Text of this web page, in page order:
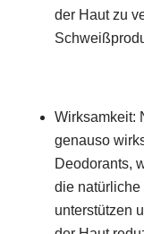
der Haut zu
Wirksamkeit:
genauso
Deodorants,
die
unterstützen